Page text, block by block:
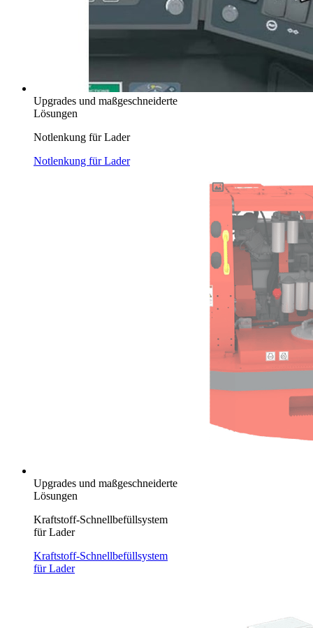
Upgrades und maßgeschneiderte
Lösungen
Notlenkung für Lader
Notlenkung für Lader
Upgrades und maßgeschneiderte
Lösungen
Kraftstoff-Schnellbefüllsystem
für Lader
Kraftstoff-Schnellbefüllsystem
für Lader